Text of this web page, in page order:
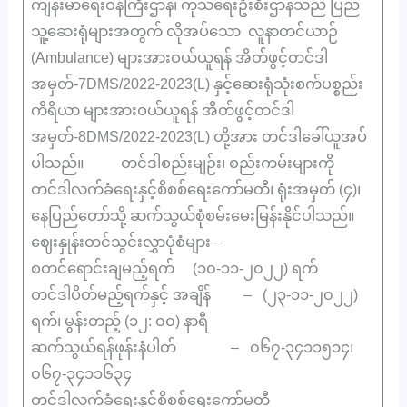
ကျန်းမာရေးဝန်ကြီးဌာန၊ ကုသရေးဦးစီးဌာနသည် ပြည်
သူ့ဆေးရုံများအတွက် လိုအပ်သော လူနာတင်ယာဉ်
(Ambulance) များအားဝယ်ယူရန် အိတ်ဖွင့်တင်ဒါ
အမှတ်-7DMS/2022-2023(L) နှင့်ဆေးရုံသုံးစက်ပစ္စည်း
ကိရိယာ များအားဝယ်ယူရန် အိတ်ဖွင့်တင်ဒါ
အမှတ်-8DMS/2022-2023(L) တို့အား တင်ဒါခေါ်ယူအပ်
ပါသည်။ တင်ဒါစည်းမျဉ်း၊ စည်းကမ်းများကို
တင်ဒါလက်ခံရေးနှင့်စိစစ်ရေးကော်မတီ၊ ရုံးအမှတ် (၄)၊
နေပြည်တော်သို့ ဆက်သွယ်စုံစမ်းမေးမြန်းနိုင်ပါသည်။
ဈေးနှုန်းတင်သွင်းလွှာပုံစံများ –
စတင်ရောင်းချမည့်ရက် (၁၀-၁၁-၂၀၂၂) ရက်
တင်ဒါပိတ်မည့်ရက်နှင့် အချိန် – (၂၃-၁၁-၂၀၂၂)
ရက်၊ မွန်းတည့် (၁၂: ၀၀) နာရီ
ဆက်သွယ်ရန်ဖုန်းနံပါတ် – ၀၆၇-၃၄၁၁၅၁၄၊
၀၆၇-၃၄၁၁၆၃၄
တင်ဒါလက်ခံရေးနှင့်စိစစ်ရေးကော်မတီ